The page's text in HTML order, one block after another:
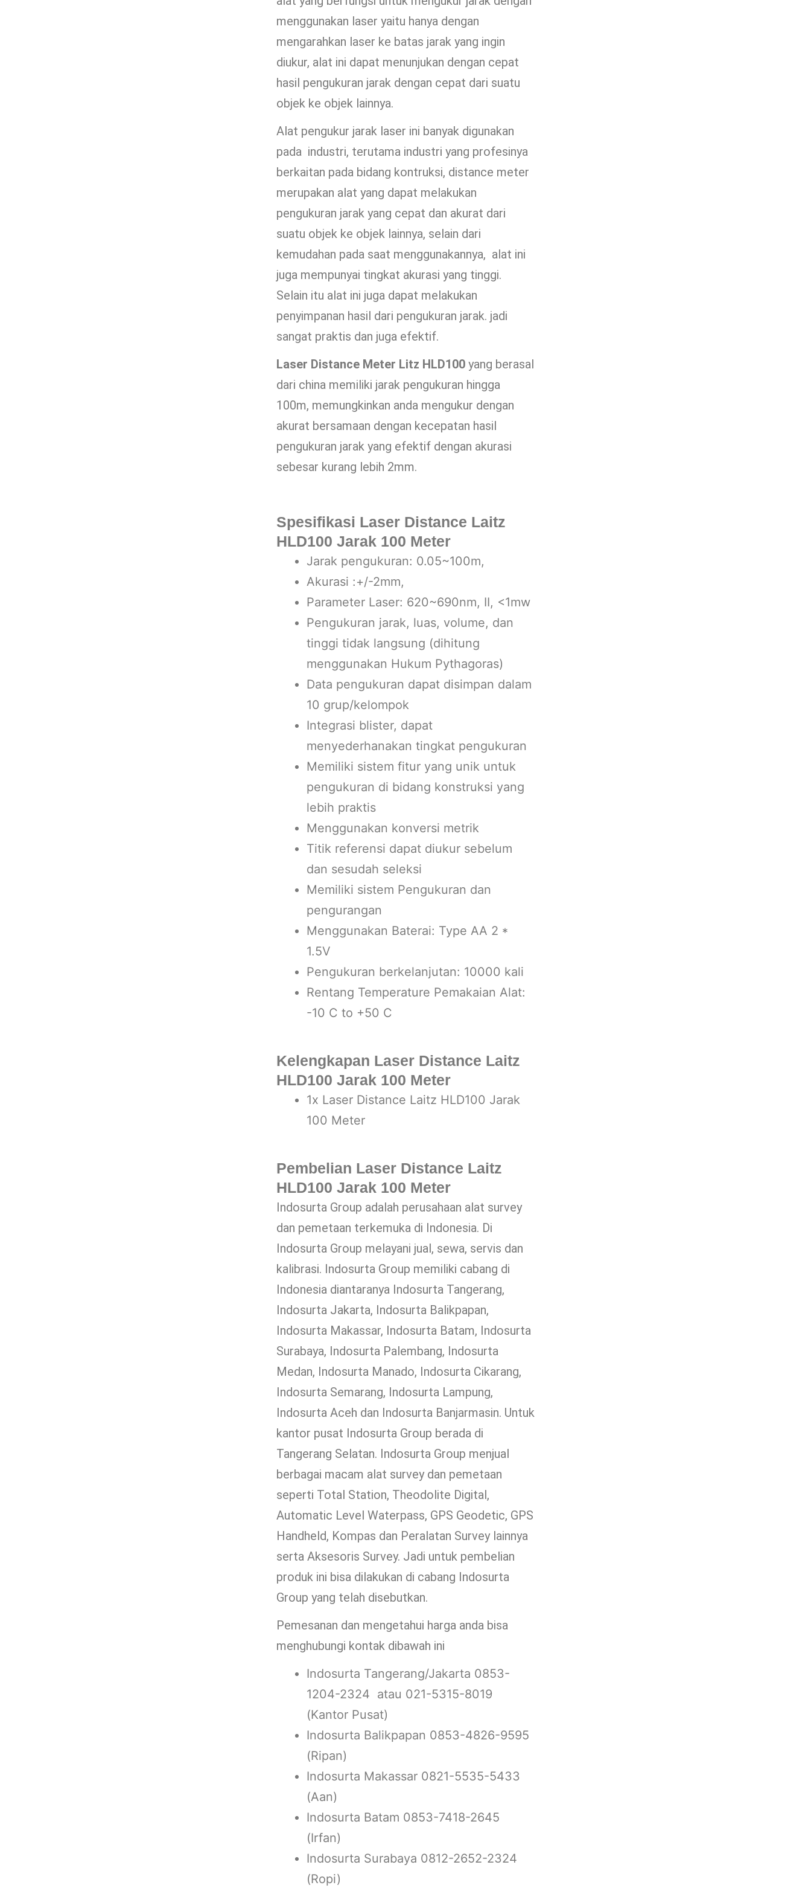
menggunakan laser yaitu hanya dengan
mengarahkan laser ke batas jarak yang ingin
diukur, alat ini dapat menunjukan dengan cepat
hasil pengukuran jarak dengan cepat dari suatu
objek ke objek lainnya.
Alat pengukur jarak laser ini banyak digunakan
pada industri, terutama industri yang profesinya
berkaitan pada bidang kontruksi, distance meter
merupakan alat yang dapat melakukan
pengukuran jarak yang cepat dan akurat dari
suatu objek ke objek lainnya, selain dari
kemudahan pada saat menggunakannya, alat ini
juga mempunyai tingkat akurasi yang tinggi.
Selain itu alat ini juga dapat melakukan
penyimpanan hasil dari pengukuran jarak. jadi
sangat praktis dan juga efektif.
Laser Distance Meter Litz HLD100yang berasal
dari china memiliki jarak pengukuran hingga
100m, memungkinkan anda mengukur dengan
akurat bersamaan dengan kecepatan hasil
pengukuran jarak yang efektif dengan akurasi
sebesar kurang lebih 2mm.
Spesifikasi Laser Distance Laitz
HLD100 Jarak 100 Meter
Jarak pengukuran: 0.05~100m,
Akurasi :+/-2mm,
Parameter Laser: 620~690nm, II, <1mw
Pengukuran jarak, luas, volume, dan
tinggi tidak langsung (dihitung
menggunakan Hukum Pythagoras)
Data pengukuran dapat disimpan dalam
10 grup/kelompok
Integrasi blister, dapat
menyederhanakan tingkat pengukuran
Memiliki sistem fitur yang unik untuk
pengukuran di bidang konstruksi yang
lebih praktis
Menggunakan konversi metrik
Titik referensi dapat diukur sebelum
dan sesudah seleksi
Memiliki sistem Pengukuran dan
pengurangan
Menggunakan Baterai: Type AA 2 *
1.5V
Pengukuran berkelanjutan: 10000 kali
Rentang Temperature Pemakaian Alat:
-10 C to +50 C
Kelengkapan Laser Distance Laitz
HLD100 Jarak 100 Meter
1x Laser Distance Laitz HLD100 Jarak
100 Meter
Pembelian Laser Distance Laitz
HLD100 Jarak 100 Meter
Indosurta Group adalah perusahaan alat survey
dan pemetaan terkemuka di Indonesia. Di
Indosurta Group melayani jual, sewa, servis dan
kalibrasi. Indosurta Group memiliki cabang di
Indonesia diantaranya Indosurta Tangerang,
Indosurta Jakarta, Indosurta Balikpapan,
Indosurta Makassar, Indosurta Batam, Indosurta
Surabaya, Indosurta Palembang, Indosurta
Medan, Indosurta Manado, Indosurta Cikarang,
Indosurta Semarang, Indosurta Lampung,
Indosurta Aceh dan Indosurta Banjarmasin. Untuk
kantor pusat Indosurta Group berada di
Tangerang Selatan. Indosurta Group menjual
berbagai macam alat survey dan pemetaan
seperti Total Station, Theodolite Digital,
Automatic Level Waterpass, GPS Geodetic, GPS
Handheld, Kompas dan Peralatan Survey lainnya
serta Aksesoris Survey. Jadi untuk pembelian
produk ini bisa dilakukan di cabang Indosurta
Group yang telah disebutkan.
Pemesanan dan mengetahui harga anda bisa
menghubungi kontak dibawah ini
Indosurta Tangerang/Jakarta 0853-
1204-2324 atau 021-5315-8019
(Kantor Pusat)
Indosurta Balikpapan 0853-4826-9595
(Ripan)
Indosurta Makassar 0821-5535-5433
(Aan)
Indosurta Batam 0853-7418-2645
(Irfan)
Indosurta Surabaya 0812-2652-2324
(Ropi)